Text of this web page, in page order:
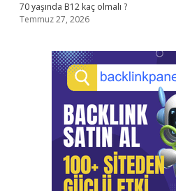
70 yaşında B12 kaç olmalı ?
Temmuz 27, 2026